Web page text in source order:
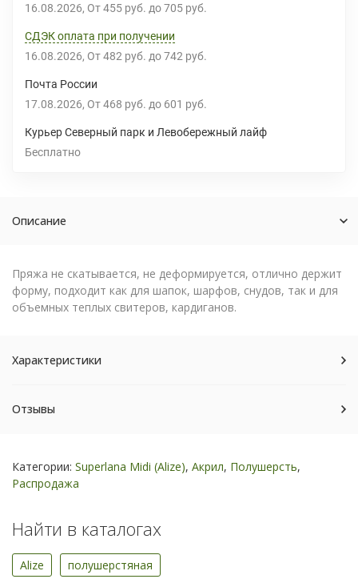
16.08.2026 От 455 руб. до 705 руб.
СДЭК оплата при получении
16.08.2026 От 482 руб. до 742 руб.
Почта России
17.08.2026 От 468 руб. до 601 руб.
Курьер Северный парк и Левобережный лайф
Бесплатно
Описание
Пряжа не скатывается, не деформируется, отлично держит
форму, подходит как для шапок, шарфов, снудов, так и для
объемных теплых свитеров, кардиганов.
Характеристики
Отзывы
Категории: Superlana Midi (Alize), Акрил, Полушерсть,
Распродажа
Найти в каталогах
Alize полушерстяная